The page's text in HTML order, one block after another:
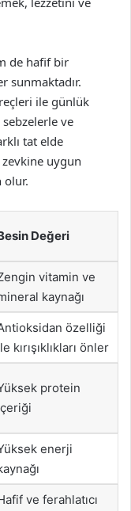
de hafif bir
sunmaktadır.
ile günlük
ve
tat elde
uygun
olur.
Değeri
vitamin ve
kaynağı
özelliği
kırışıklıkları önler
protein
enerji
ve ferahlatıcı